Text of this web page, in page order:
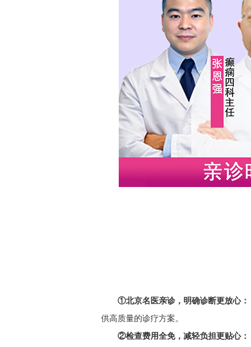
①北京名医亲诊， 明确诊断更放心：
供高质量的诊疗方案。
②检查费用全免，减轻负担更贴心：